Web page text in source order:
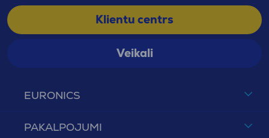
EURONICS
PAKALPOJUMI
Klientu centrs
Veikali